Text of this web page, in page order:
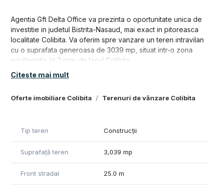
Oferte imobiliare Colibita Terenuri de vânzare Colibita
Agentia Gft Delta Office va prezinta o oportunitate unica de
investitie in judetul Bistrita-Nasaud, mai exact in pitoreasca
localitate Colibita. Va oferim spre vanzare un teren intravilan
cu o suprafata generoasa de 3039 mp, situat intr-o zona
privilegiata, la 2 pasi de lacul Colibita.
Privelistea panoramica oferita de acest teren este absolut
frumusetea naturii in fiecare zi. Terenul nostru este amplasat
stil de viata relaxant.
achizitiona si un lot de teren extravilan cu o suprafata de
va permite extinderea spatiului de care dispuneti si crearea
Citește mai mult
Tip teren Construcții
Suprafață teren 3,039 mp
Front stradal 25.0 m